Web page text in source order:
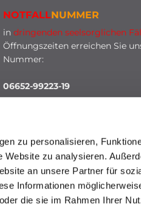
zu personalisieren,
zu analysieren.
an unsere Partner für
Informationen
die sie im Rahmen Ihrer
NOTFALLNUMMER
in dringenden seelsorglichen
Öffnungszeiten erreichen Sie
Nummer:
06652-99223-19